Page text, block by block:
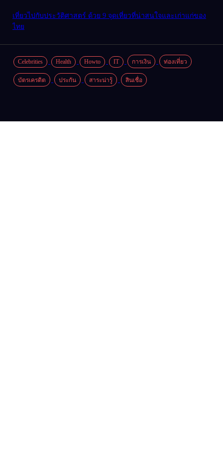
เที่ยวไปกับประวัติศาสตร์ ด้วย 9 จุดเที่ยวที่น่าสนใจและเก่าแก่ของ
ไทย
Celebrities Health Howto IT การเงิน ท่องเที่ยว
บัตรเครดิต ประกัน สาระน่ารู้ สินเชื่อ